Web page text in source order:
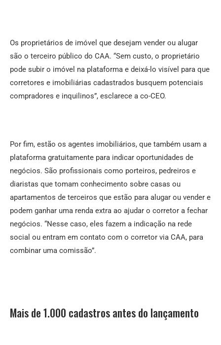
Os proprietários de imóvel que desejam vender ou alugar
são o terceiro público do CAA. “Sem custo, o proprietário
pode subir o imóvel na plataforma e deixá-lo visível para que
corretores e imobiliárias cadastrados busquem potenciais
compradores e inquilinos”, esclarece a co-CEO.
Por fim, estão os agentes imobiliários, que também usam a
plataforma gratuitamente para indicar oportunidades de
negócios. São profissionais como porteiros, pedreiros e
diaristas que tomam conhecimento sobre casas ou
apartamentos de terceiros que estão para alugar ou vender e
podem ganhar uma renda extra ao ajudar o corretor a fechar
negócios. “Nesse caso, eles fazem a indicação na rede
social ou entram em contato com o corretor via CAA, para
combinar uma comissão”.
Mais de 1.000 cadastros antes do lançamento